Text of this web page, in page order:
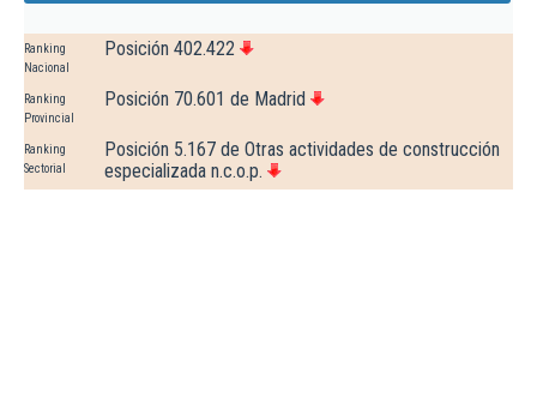
Ranking
Nacional
Posición 402.422
Ranking
Provincial
Posición 70.601 de Madrid
Ranking
Sectorial
Posición 5.167 de Otras actividades de construcción
especializada n.c.o.p.